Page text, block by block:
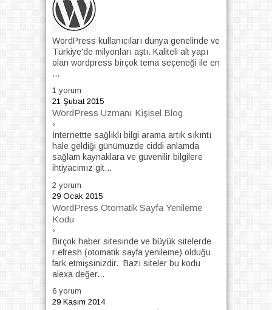
WordPress kullanıcıları dünya genelinde ve
Türkiye'de milyonları aştı. Kaliteli alt yapı
olan wordpress birçok tema seçeneği ile en
...
1 yorum
21 Şubat 2015
WordPress Uzmanı Kişisel Blog
›
İnternettte sağlıklı bilgi arama artık sıkıntı
hale geldiği günümüzde ciddi anlamda
sağlam kaynaklara ve güvenilir bilgilere
ihtiyacımız git...
2 yorum
29 Ocak 2015
WordPress Otomatik Sayfa Yenileme
Kodu
›
Birçok haber sitesinde ve büyük sitelerde
r efresh (otomatik sayfa yenileme) olduğu
fark etmişsinizdir. Bazı siteler bu kodu
alexa değer...
6 yorum
29 Kasım 2014